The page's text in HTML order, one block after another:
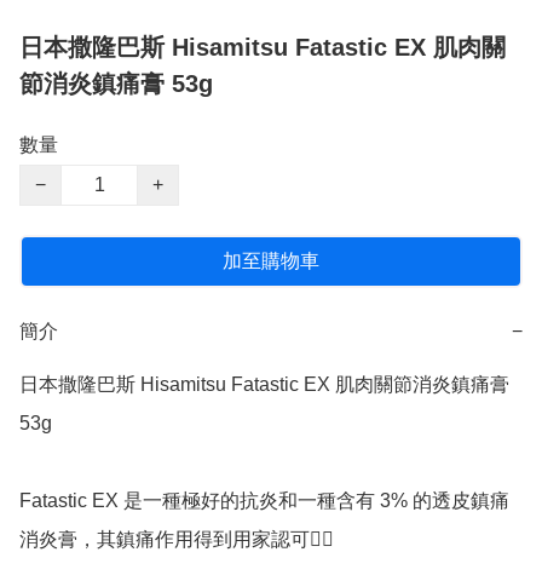
日本撒隆巴斯 Hisamitsu Fatastic EX 肌肉關
節消炎鎮痛膏 53g
數量
−
+
加至購物車
簡介 −
日本撒隆巴斯 Hisamitsu Fatastic EX 肌肉關節消炎鎮痛膏
53g
Fatastic EX 是一種極好的抗炎和一種含有 3% 的透皮鎮痛
消炎膏，其鎮痛作用得到用家認可👍🏻